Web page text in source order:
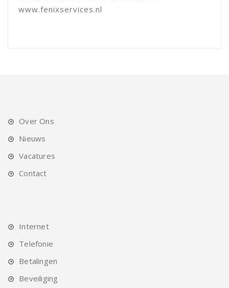
www.fenixservices.nl
Over Ons
Nieuws
Vacatures
Contact
Internet
Telefonie
Betalingen
Beveiliging